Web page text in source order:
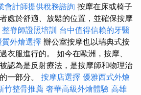
會計師提供稅務諮詢 按摩在床或椅子
處於舒適、放鬆的位置，並確保按摩
整脊師證照培訓 台中值得信賴的牙醫
質外燴選擇 辦公室按摩也以瑞典式按
衣服進行的。 如今在歐洲，按摩、
認為是反射療法，是按摩師和物理治
一部分。 按摩店選擇 優雅西式外燴
竹整骨推薦 奢華高級外燴體驗 高雄